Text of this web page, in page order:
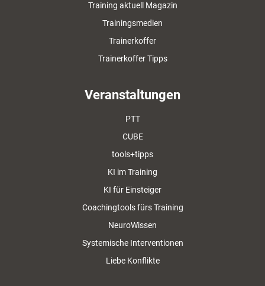
Training aktuell Magazin
Trainingsmedien
Trainerkoffer
Trainerkoffer Tipps
Veranstaltungen
PTT
CUBE
tools+tipps
KI im Training
KI für Einsteiger
Coachingtools fürs Training
NeuroWissen
Systemische Interventionen
Liebe Konflikte